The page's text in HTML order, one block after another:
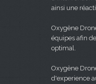
ainsi une
Oxygène
équipes afin
optimal.
Oxygène
d'experience